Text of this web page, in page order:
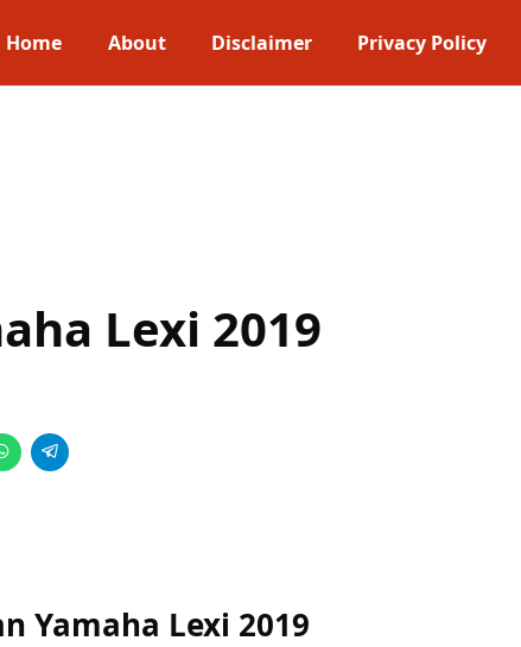
Home About Disclaimer Privacy Policy
Lexi 2019
Yamaha Lexi 2019